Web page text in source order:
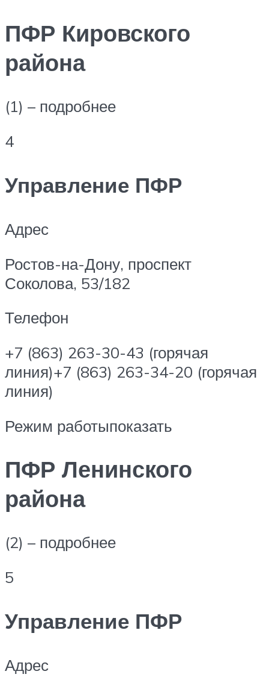
ПФР Кировского
района
(1) – подробнее
4
Управление ПФР
Адрес
Ростов-на-Дону, проспект
Соколова, 53/182
Телефон
+7 (863) 263-30-43 (горячая
линия)+7 (863) 263-34-20 (горячая
линия)
Режим работыпоказать
ПФР Ленинского
района
(2) – подробнее
5
Управление ПФР
Адрес